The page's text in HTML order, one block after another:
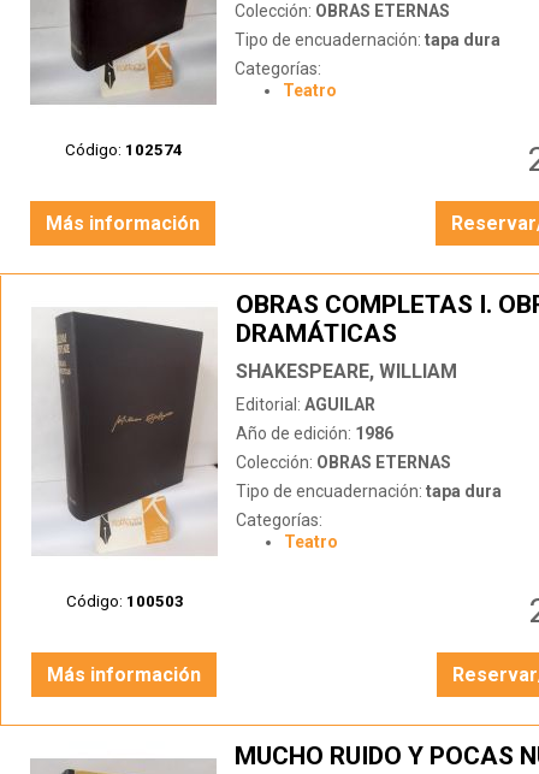
Código: 102574
Colección: OBRAS ETERNAS
Tipo de encuadernación: tapa dura
Categorías:
Teatro
Más información
Código: 100503
OBRAS COMPLETAS I.
DRAMÁTICAS
SHAKESPEARE, WILLIAM
Editorial: AGUILAR
Año de edición: 1986
Colección: OBRAS ETERNAS
Tipo de encuadernación: tapa dura
Categorías:
Teatro
Más información
MUCHO RUIDO Y POCAS